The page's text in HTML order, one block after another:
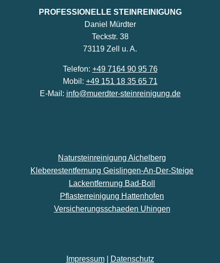
PROFESSIONELLE STEINREINIGUNG
Daniel Mürdter
Teckstr. 38
73119 Zell u. A.
Telefon: +49 7164 90 95 76
Mobil: +49 151 18 35 65 71
E-Mail: info@muerdter-steinreinigung.de
Natursteinreinigung Aichelberg
Kleberestentfernung Geislingen-An-Der-Steige
Lackentfernung Bad-Boll
Pflasterreinigung Hattenhofen
Versicherungsschaeden Uhingen
Impressum| Datenschutz